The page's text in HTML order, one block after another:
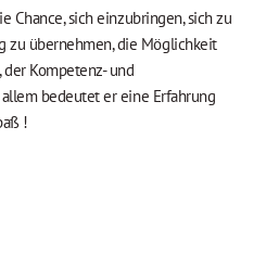
Chance, sich einzubringen, sich zu
zu übernehmen, die Möglichkeit
Kompetenz- und
bedeutet er eine Erfahrung
!